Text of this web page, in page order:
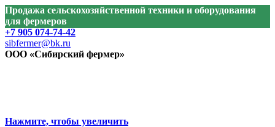
Продажа сельскохозяйственной техники и оборудования
для фермеров
+7 905 074-74-42
sibfermer@bk.ru
ООО «Сибирский фермер»
Нажмите, чтобы увеличить